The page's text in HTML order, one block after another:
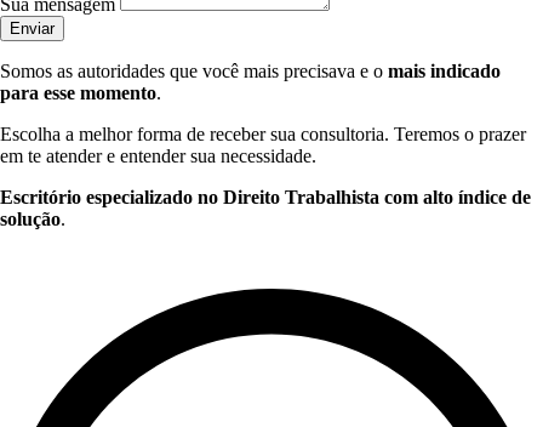
Sua mensagem
Enviar
Somos as autoridades que você mais precisava e o mais indicado
para esse momento.
Escolha a melhor forma de receber sua consultoria. Teremos o prazer
em te atender e entender sua necessidade.
Escritório especializado no Direito Trabalhista com alto índice de
solução.